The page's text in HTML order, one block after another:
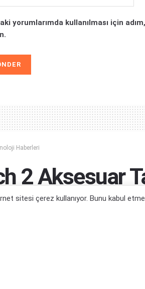
yorumlarımda kullanılması için
Haberleri
2 Aksesuar
Olabilir
sitesi çerez kullanıyor. Bunu kabul